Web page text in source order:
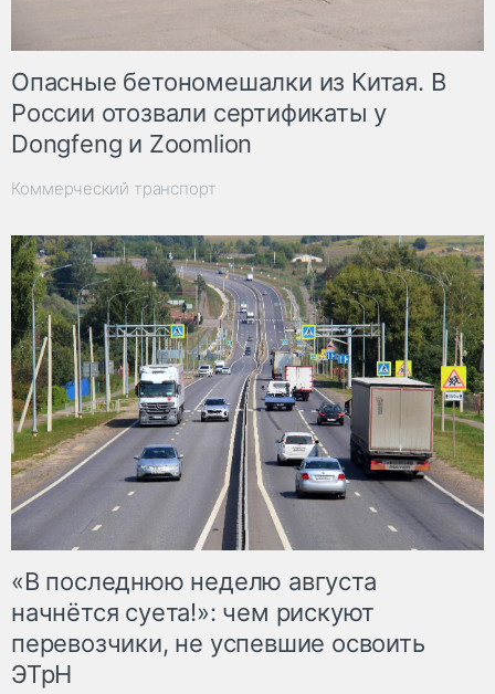
Опасные бетономешалки из Китая. В
России отозвали сертификаты у
Dongfeng и Zoomlion
Коммерческий транспорт
«В последнюю неделю августа
начнётся суета!»: чем рискуют
перевозчики, не успевшие освоить
ЭТрН